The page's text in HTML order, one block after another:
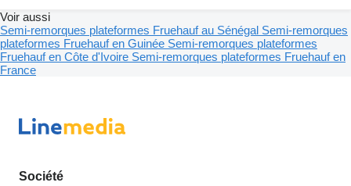
Voir aussi
Semi-remorques plateformes Fruehauf au Sénégal Semi-remorques
plateformes Fruehauf en Guinée Semi-remorques plateformes
Fruehauf en Côte d'Ivoire Semi-remorques plateformes Fruehauf en
France
Société